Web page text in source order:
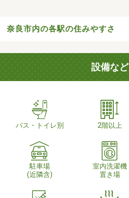
奈良市内の各駅の住みやすさ
設備など
バス・トイレ別 2階以上
駐車場
(近隣含)
室内洗濯機
置き場